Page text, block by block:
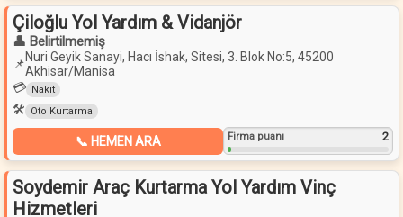
Çiloğlu Yol Yardım & Vidanjör
👤 Belirtilmemiş
📌Nuri Geyik Sanayi, Hacı İshak, Sitesi, 3. Blok No:5, 45200
Akhisar/Manisa
💳 Nakit
🛠️ Oto Kurtarma
📞 HEMEN ARA Firma puanı 2
Soydemir Araç Kurtarma Yol Yardım Vinç
Hizmetleri